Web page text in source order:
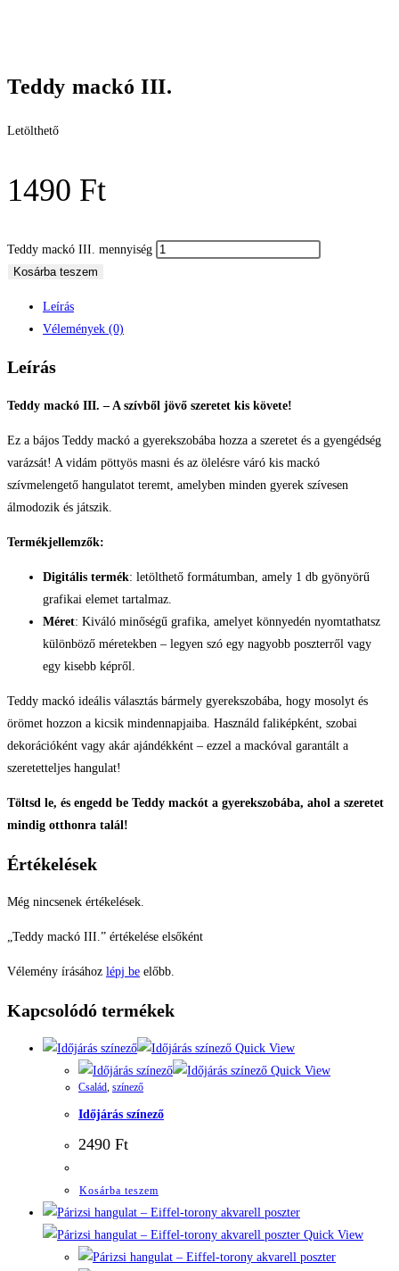
Teddy mackó III.
Letölthető
1490 Ft
Teddy mackó III. mennyiség
Kosárba teszem
Leírás
Vélemények (0)
Leírás
Teddy mackó III. – A szívből jövő szeretet kis követe!
Ez a bájos Teddy mackó a gyerekszobába hozza a szeretet és a gyengédség
varázsát! A vidám pöttyös masni és az ölelésre váró kis mackó
szívmelengető hangulatot teremt, amelyben minden gyerek szívesen
álmodozik és játszik.
Termékjellemzők:
Digitális termék: letölthető formátumban, amely 1 db gyönyörű
grafikai elemet tartalmaz.
Méret: Kiváló minőségű grafika, amelyet könnyedén nyomtathatsz
különböző méretekben – legyen szó egy nagyobb poszterről vagy
egy kisebb képről.
Teddy mackó ideális választás bármely gyerekszobába, hogy mosolyt és
örömet hozzon a kicsik mindennapjaiba. Használd faliképként, szobai
dekorációként vagy akár ajándékként – ezzel a mackóval garantált a
szeretetteljes hangulat!
Töltsd le, és engedd be Teddy mackót a gyerekszobába, ahol a szeretet
mindig otthonra talál!
Értékelések
Még nincsenek értékelések.
„Teddy mackó III.” értékelése elsőként
Vélemény írásához lépj be előbb.
Kapcsolódó termékek
Quick View
Quick View
Család, színező
Időjárás színező
2490 Ft
Kosárba teszem
Quick View